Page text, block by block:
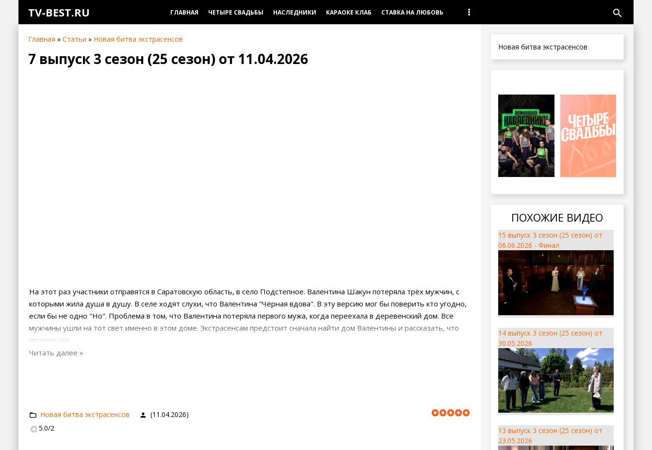
TV-BEST.RU ГЛАВНАЯ ЧЕТЫРЕ СВАДЬБЫ НАСЛЕДНИКИ КАРАОКЕ КЛАБ СТАВКА НА ЛЮБОВЬ search
Главная » Статьи » Новая битва экстрасенсов
7 выпуск 3 сезон (25 сезон) от 11.04.2026
На этот раз участники отправятся в Саратовскую область, в село Подстепное. Валентина Шакун потеряла трёх мужчин, с
которыми жила душа в душу. В селе ходят слухи, что Валентина "Чёрная вдова". В эту версию мог бы поверить кто угодно,
если бы не одно "Но". Проблема в том, что Валентина потеряла первого мужа, когда переехала в деревенский дом. Все
мужчины ушли на тот свет именно в этом доме. Экстрасенсам предстоит сначала найти дом Валентины и рассказать, что
произошло.
Новая битва экстрасенсов
(11.04.2026)
5.0/2
Новая битва экстрасенсов
ПОХОЖИЕ ВИДЕО
15 выпуск 3 сезон (25 сезон) от
06.06.2026 - Финал
14 выпуск 3 сезон (25 сезон) от
30.05.2026
13 выпуск 3 сезон (25 сезон) от
23.05.2026